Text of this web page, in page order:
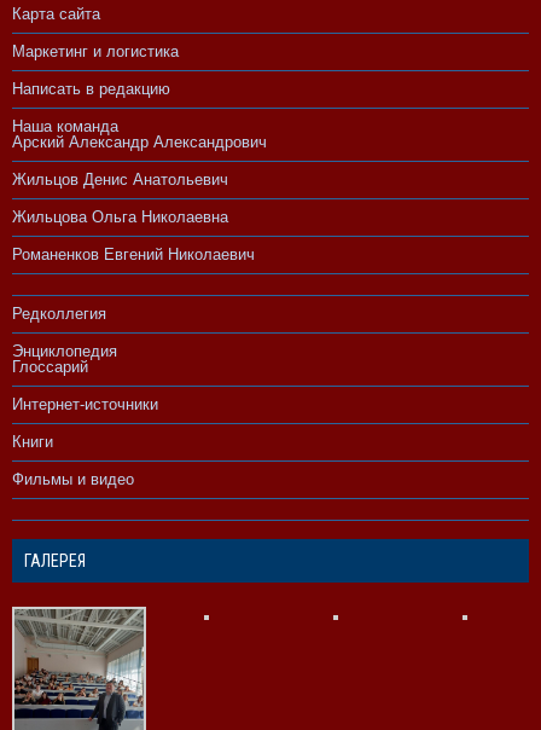
Карта сайта
Маркетинг и логистика
Написать в редакцию
Наша команда
Арский Александр Александрович
Жильцов Денис Анатольевич
Жильцова Ольга Николаевна
Романенков Евгений Николаевич
Редколлегия
Энциклопедия
Глоссарий
Интернет-источники
Книги
Фильмы и видео
ГАЛЕРЕЯ